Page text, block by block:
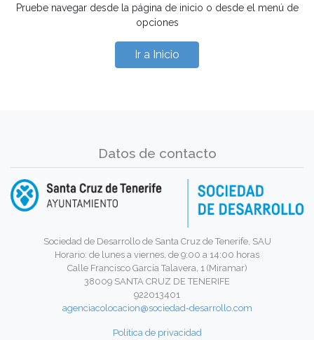
Pruebe navegar desde la página de inicio o desde el menú de
opciones
Ir a Inicio
Datos de contacto
Sociedad de Desarrollo de Santa Cruz de Tenerife, SAU
Horario: de lunes a viernes, de 9:00 a 14:00 horas
Calle Francisco García Talavera, 1 (Miramar)
38009 SANTA CRUZ DE TENERIFE
922013401
agenciacolocacion@sociedad-desarrollo.com
Política de privacidad